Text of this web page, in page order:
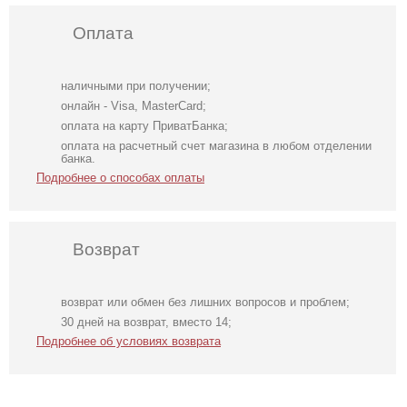
Оплата
наличными при получении;
онлайн - Visa, MasterCard;
оплата на карту ПриватБанка;
оплата на расчетный счет магазина в любом отделении
банка.
Подробнее о способах оплаты
Возврат
возврат или обмен без лишних вопросов и проблем;
30 дней на возврат, вместо 14;
Подробнее об условиях возврата
Длинное белое
вечернее платье
на запах для
Футболка
однотонная
белого цвета на